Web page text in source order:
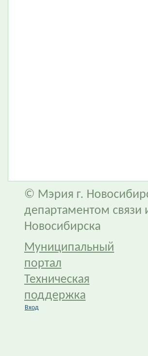
© Мэрия г.
департаментом
Новосибирска
Муниципальный
портал
Техническая
поддержка
Вход